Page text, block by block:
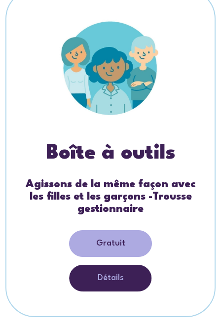
Boîte à outils
Agissons de la même façon avec
les filles et les garçons -Trousse
gestionnaire
Gratuit
Détails